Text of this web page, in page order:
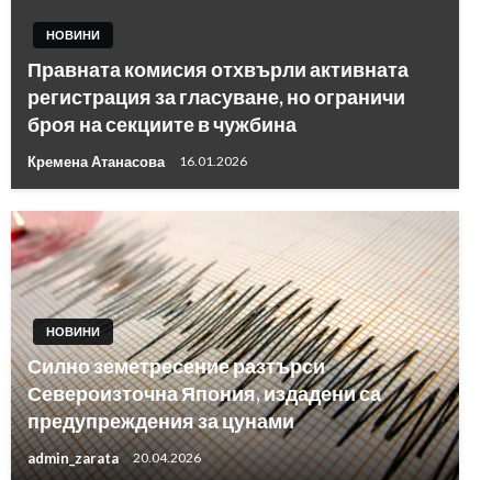
НОВИНИ
Правната комисия отхвърли активната
регистрация за гласуване, но ограничи
броя на секциите в чужбина
Кремена Атанасова 16.01.2026
НОВИНИ
Силно земетресение разтърси
Североизточна Япония, издадени са
предупреждения за цунами
admin_zarata 20.04.2026